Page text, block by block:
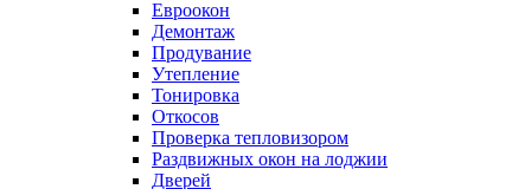
Евроокон
Демонтаж
Продувание
Утепление
Тонировка
Откосов
Проверка тепловизором
Раздвижных окон на лоджии
Дверей